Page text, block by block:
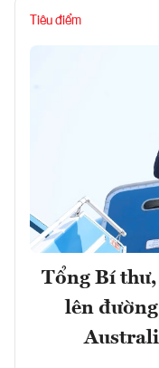
Tiêu điểm
Tổng Bí
lên